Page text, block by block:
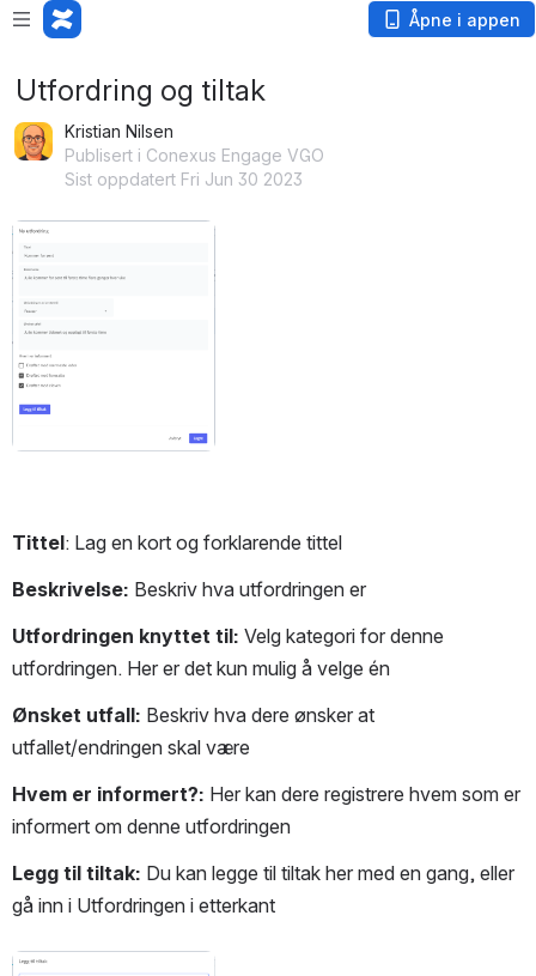
Åpne i appen
Utfordring og tiltak
Kristian Nilsen
Publisert i Conexus Engage VGO
Sist oppdatert Fri Jun 30 2023
Åpne
Tittel: Lag en kort og forklarende tittel
Beskrivelse: Beskriv hva utfordringen er
Utfordringen knyttet til: Velg kategori for denne
utfordringen. Her er det kun mulig å velge én
Ønsket utfall: Beskriv hva dere ønsker at
utfallet/endringen skal være
Hvem er informert?: Her kan dere registrere hvem som er
informert om denne utfordringen
Legg til tiltak: Du kan legge til tiltak her med en gang, eller
gå inn i Utfordringen i etterkant
Åpne